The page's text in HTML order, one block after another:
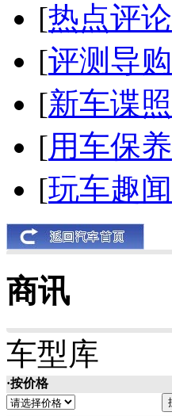
[热点评论
[评测导购
[新车谍照
[用车保养
[玩车趣闻
商讯
车型库
·按价格